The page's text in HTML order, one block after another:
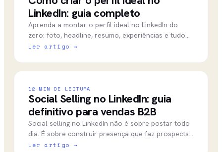
LinkedIn: guia completo
Aprenda a montar o perfil ideal no LinkedIn do
zero: foto, headline, resumo, experiências e tudo
que transforma visitas em oportunidades reais.
Ler artigo →
12 MIN DE LEITURA
Social Selling no LinkedIn: guia
definitivo para vendas B2B
Social selling no LinkedIn não é sobre postar todo
dia. É sobre construir presença que faz prospects
te encontrarem prontos para comprar. Veja como
Ler artigo →